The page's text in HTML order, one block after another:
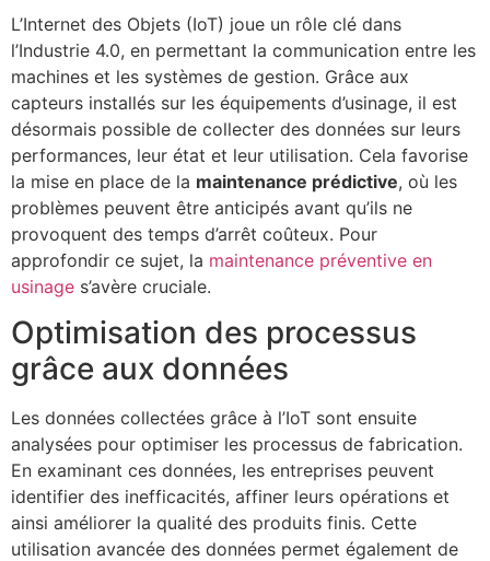
L’Internet des Objets (IoT) joue un rôle clé dans
l’Industrie 4.0, en permettant la communication entre les
machines et les systèmes de gestion. Grâce aux
capteurs installés sur les équipements d’usinage, il est
désormais possible de collecter des données sur leurs
performances, leur état et leur utilisation. Cela favorise
la mise en place de la maintenance prédictive, où les
problèmes peuvent être anticipés avant qu’ils ne
provoquent des temps d’arrêt coûteux. Pour
approfondir ce sujet, la maintenance préventive en
usinage s’avère cruciale.
Optimisation des processus
grâce aux données
Les données collectées grâce à l’IoT sont ensuite
analysées pour optimiser les processus de fabrication.
En examinant ces données, les entreprises peuvent
identifier des inefficacités, affiner leurs opérations et
ainsi améliorer la qualité des produits finis. Cette
utilisation avancée des données permet également de